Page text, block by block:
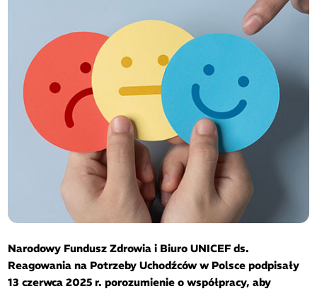
Narodowy Fundusz Zdrowia i Biuro UNICEF ds.
Reagowania na Potrzeby Uchodźców w Polsce podpisały
13 czerwca 2025 r. porozumienie o współpracy, aby